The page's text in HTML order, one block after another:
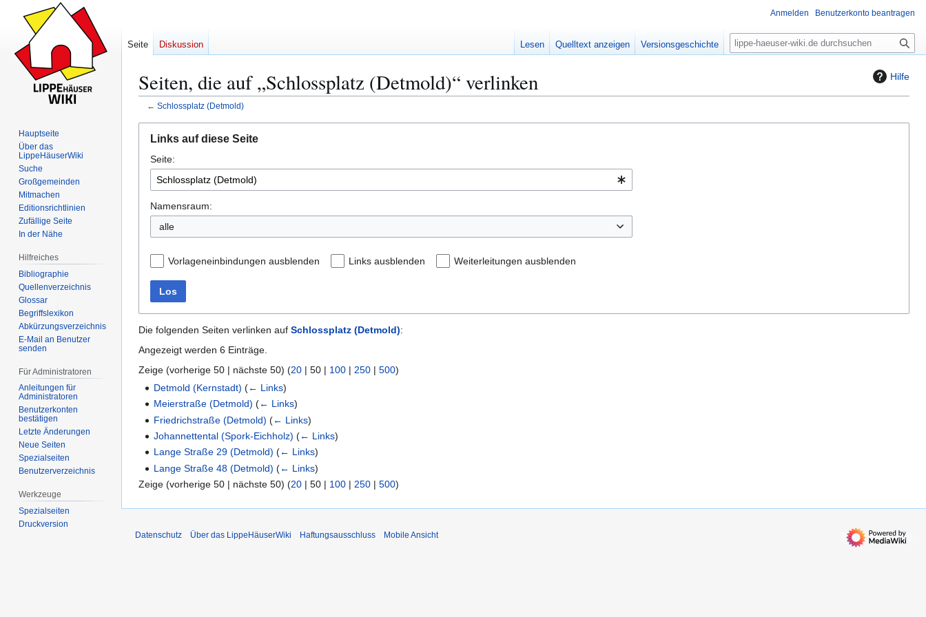
Hilfe
Seiten, die auf „Schlossplatz (Detmold)“ verlinken
← Schlossplatz (Detmold)
Navigation
springen
Suche
springen
Links auf diese Seite
Seite:
Namensraum:
alle
Vorlageneinbindungen ausblenden Links ausblenden Weiterleitungen ausblenden
Los
Die folgenden Seiten verlinken auf Schlossplatz (Detmold):
Angezeigt werden 6 Einträge.
Zeige (vorherige 50 | nächste 50) (20 | 50 | 100 | 250 | 500)
Detmold (Kernstadt) (← Links)
Meierstraße (Detmold) (← Links)
Friedrichstraße (Detmold) (← Links)
Johannettental (Spork-Eichholz) (← Links)
Lange Straße 29 (Detmold) (← Links)
Lange Straße 48 (Detmold) (← Links)
Zeige (vorherige 50 | nächste 50) (20 | 50 | 100 | 250 | 500)
Anmelden Benutzerkonto beantragen
Seite Diskussion Lesen Quelltext anzeigen Versionsgeschichte
S
u
e
Hauptseite
Über das
LippeHäuserWiki
Suche
Großgemeinden
Mitmachen
Editionsrichtlinien
Zufällige Seite
In der Nähe
Hilfreiches
Bibliographie
Quellenverzeichnis
Glossar
Begriffslexikon
Abkürzungsverzeichnis
E-Mail an Benutzer
senden
Für Administratoren
Anleitungen für
Administratoren
Benutzerkonten
bestätigen
Letzte Änderungen
Neue Seiten
Spezialseiten
Benutzerverzeichnis
Werkzeuge
Spezialseiten
Druckversion
Datenschutz
Über das LippeHäuserWiki Haftungsausschluss Mobile Ansicht